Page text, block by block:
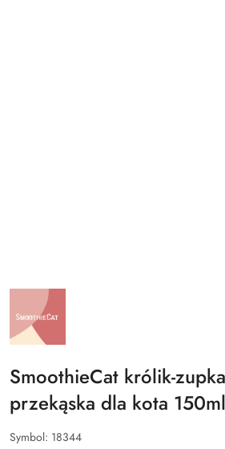
NAZWA
PRODUCENTA:
SMOOTHIECAT
SmoothieCat królik-
przekąska dla kota 150ml
Symbol: 18344